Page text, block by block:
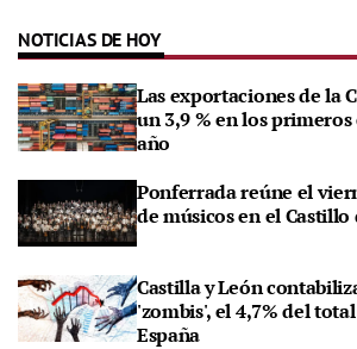
NOTICIAS DE HOY
Las exportaciones de la
un 3,9 % en los
año
Ponferrada reúne el
de músicos en el
Castilla y León
'zombis', el 4,7% del
España